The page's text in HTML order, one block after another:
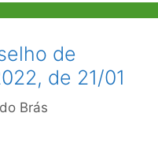
de
de 21/01
Brás